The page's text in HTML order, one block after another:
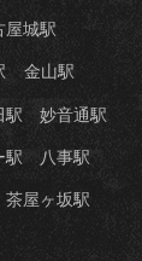
屋城駅
金山駅
駅 妙音通駅
駅 八事駅
茶屋ヶ坂駅